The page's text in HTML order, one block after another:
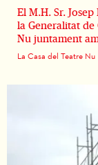
El M.H. Sr.
la Generalitat de
Nu juntament
La Casa del Teatre Nu